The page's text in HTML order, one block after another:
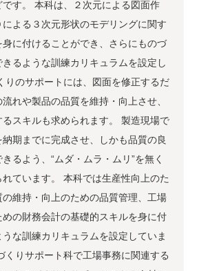
す。 本科は、２次元による図面作
よる３次元形状のモデリングに関す
に付けることができ、さらにものづ
るような訓練カリキュラムを設定し
りのサポートには、図面を修正するだ
れや製品の品質を維持・向上させ、
スキルも求められます。 製造現場で
期までに完成させ、しかも品質の良
るよう、“ムダ・ムラ・ムリ”を無く
ています。 本科では生産性向上のた
維持・向上のための品質管理、工場
の財務会計の基礎的スキルを身に付
な訓練カリキュラムを設定していま
くりサポート科で工場事務に関連する